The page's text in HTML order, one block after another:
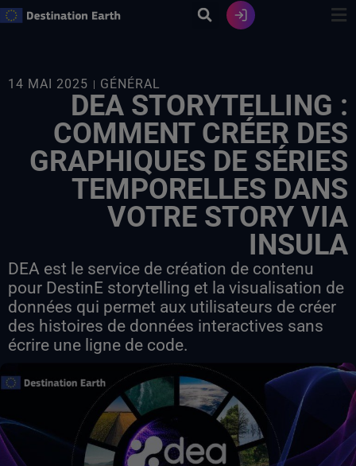
Skip
14 MAI 2025 GÉNÉRAL
DEA STORYTELLING :
COMMENT CRÉER DES
GRAPHIQUES DE SÉRIES
TEMPORELLES DANS
VOTRE STORY VIA
INSULA
DEA est le service de création de contenu
pour DestinE storytelling et la visualisation de
données qui permet aux utilisateurs de créer
des histoires de données interactives sans
écrire une ligne de code.